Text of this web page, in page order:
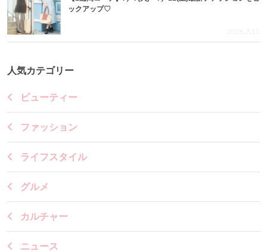
ックアップ♡
2026.7.15
人気カテゴリー
ビューティー
ファッション
ライフスタイル
グルメ
カルチャー
ニュース